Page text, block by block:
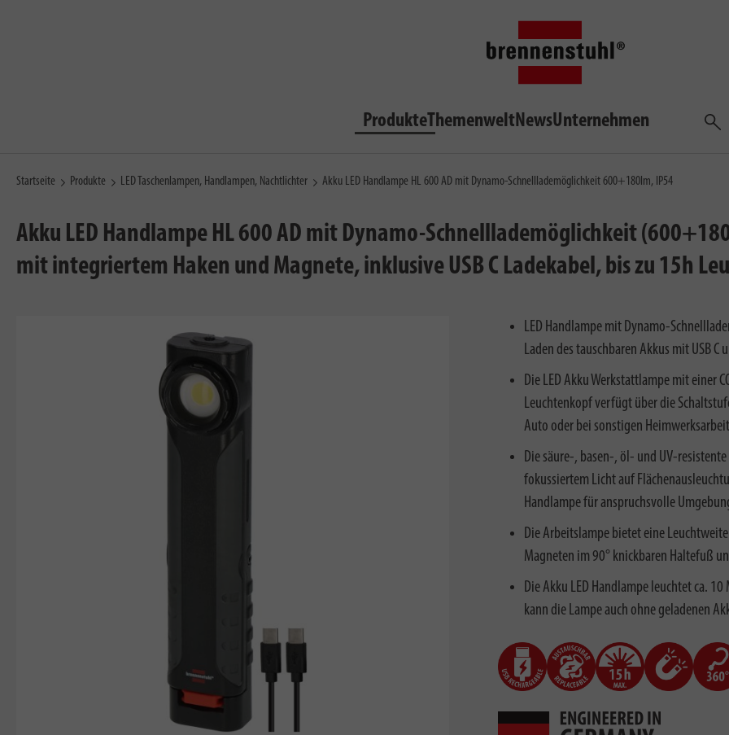
ProdukteThemenweltNewsUnternehmen
Startseite Produkte LED Taschenlampen, Handlampen, Nachtlichter Akku LED Handlampe HL 600 AD mit Dynamo-Schnelllademöglichkeit 600+180lm, IP54
Akku LED Handlampe HL 600 AD mit Dynamo-Schnelllademöglichkeit
mit integriertem Haken und Magnete, inklusive USB C Ladekabel, bis zu 15h
LED Handlampe mit Dynamo-
Laden des tauschbaren Akkus mit USB
Die LED Akku Werkstattlampe mit einer
Leuchtenkopf verfügt über die
Auto oder bei sonstigen
Die säure-, basen-, öl- und UV-
fokussiertem Licht auf
Handlampe für anspruchsvolle
Die Arbeitslampe bietet eine
Magneten im 90° knickbaren Haltefuß
Die Akku LED Handlampe leuchtet ca.
kann die Lampe auch ohne geladenen